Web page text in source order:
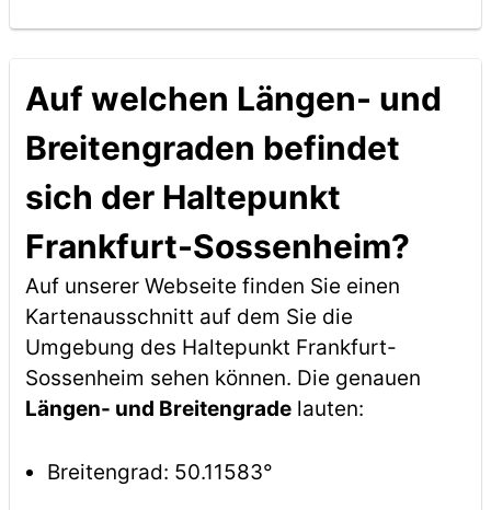
Auf welchen Längen- und
Breitengraden befindet
sich der Haltepunkt
Frankfurt-Sossenheim?
Auf unserer Webseite finden Sie einen
Kartenausschnitt auf dem Sie die
Umgebung des Haltepunkt Frankfurt-
Sossenheim sehen können. Die genauen
Längen- und Breitengradelauten:
Breitengrad: 50.11583°